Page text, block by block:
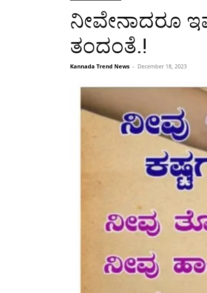
ನೀವೇನಾದರೂ
ತಂದಂತೆ.!
Kannada Trend News - December 18, 2023